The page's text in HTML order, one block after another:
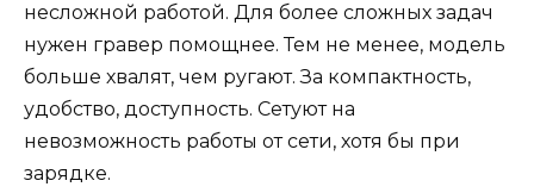
несложной работой. Для более сложных задач
нужен гравер помощнее. Тем не менее, модель
больше хвалят, чем ругают. За компактность,
удобство, доступность. Сетуют на
невозможность работы от сети, хотя бы при
зарядке.